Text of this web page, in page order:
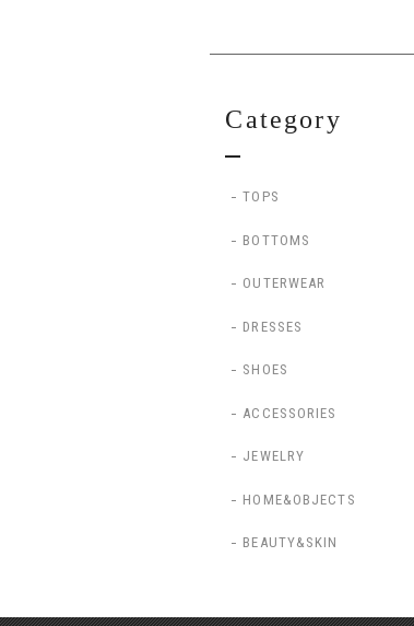
Category
TOPS
BOTTOMS
OUTERWEAR
DRESSES
SHOES
ACCESSORIES
JEWELRY
HOME&OBJECTS
BEAUTY&SKIN